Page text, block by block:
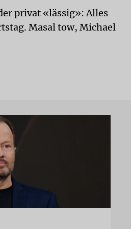
privat «lässig»: Alles
Masal tow, Michael